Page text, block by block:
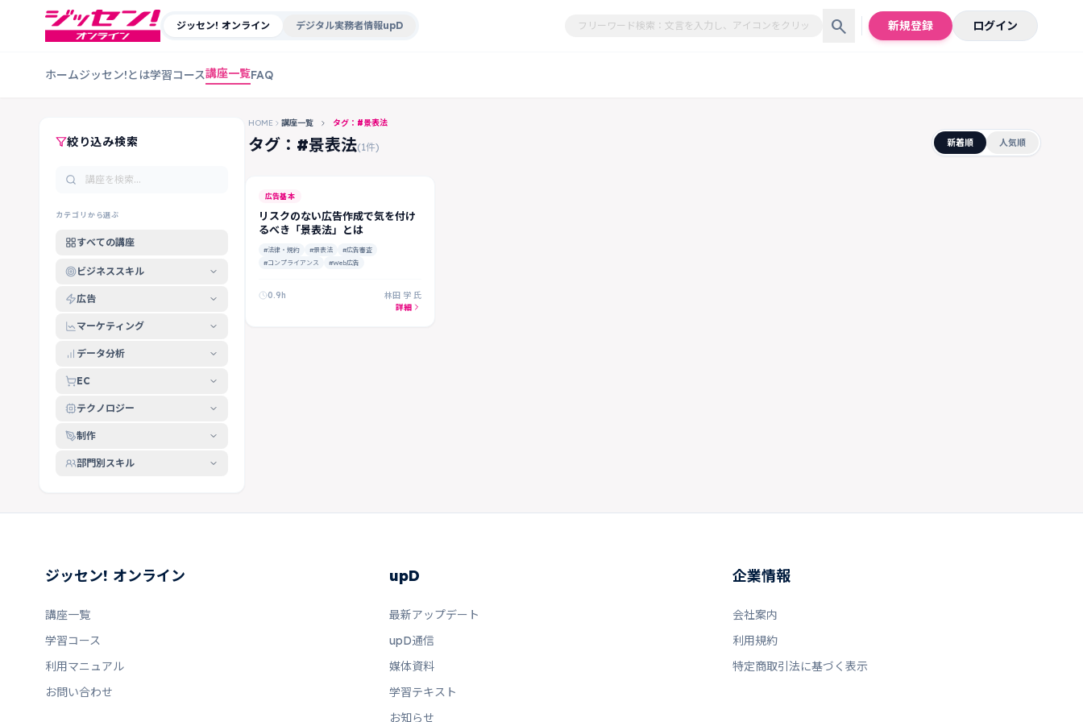
ジッセン! オンライン デジタル実務者情報upD search 新規登録 ログイン
ホームジッセン!とは学習コース講座一覧FAQ
絞り込み検索
カテゴリから選ぶ
すべての講座
ビジネススキル
広告
マーケティング
データ分析
EC
テクノロジー
制作
部門別スキル
HOME 講座一覧 タグ：#景表法
タグ：#景表法(1件) 新着順 人気順
広告基本
リスクのない広告作成で気を付け
るべき「景表法」とは
#法律・規約 #景表法
#広告審査
#コンプライアンス
#Web広告
0.9h
林田 学 氏
詳細
ジッセン! オンライン
講座一覧
学習コース
利用マニュアル
お問い合わせ
企業情報
会社案内
利用規約
特定商取引法に基づく表示
upD
最新アップデート
upD通信
媒体資料
学習テキスト
お知らせ